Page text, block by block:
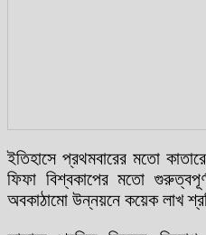
ইতিহাসে প্রথমবারের মতো
ফিফা বিশ্বকাপের মতো
অবকাঠামো উন্নয়নে কয়েক লাখ